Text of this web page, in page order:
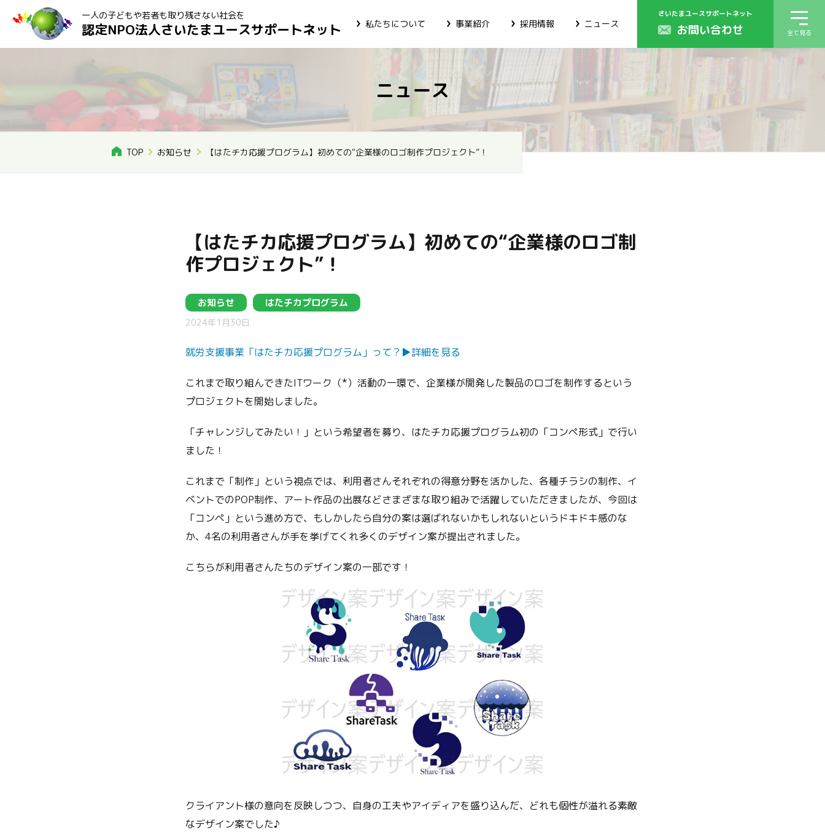
一人の子どもや若者も取り残さない社会を
認定NPO法人さいたまユースサポートネット 私たちについて 事業紹介 採用情報 ニュース
さいたまユースサポートネット
お問い合わせ 全て見る
ニュース
TOP お知らせ 【はたチカ応援プログラム】初めての“企業様のロゴ制作プロジェクト”！
【はたチカ応援プログラム】初めての“企業様のロゴ制
作プロジェクト”！
お知らせ はたチカプログラム
2024年1月30日
就労支援事業「はたチカ応援プログラム」って？▶︎詳細を見る
これまで取り組んできたITワーク（*）活動の一環で、企業様が開発した製品のロゴを制作するという
プロジェクトを開始しました。
「チャレンジしてみたい！」という希望者を募り、はたチカ応援プログラム初の「コンペ形式」で行い
ました！
これまで「制作」という視点では、利用者さんそれぞれの得意分野を活かした、各種チラシの制作、イ
ベントでのPOP制作、アート作品の出展などさまざまな取り組みで活躍していただきましたが、今回は
「コンペ」という進め方で、もしかしたら自分の案は選ばれないかもしれないというドキドキ感のな
か、4名の利用者さんが手を挙げてくれ多くのデザイン案が提出されました。
こちらが利用者さんたちのデザイン案の一部です！
クライアント様の意向を反映しつつ、自身の工夫やアイディアを盛り込んだ、どれも個性が溢れる素敵
なデザイン案でした♪